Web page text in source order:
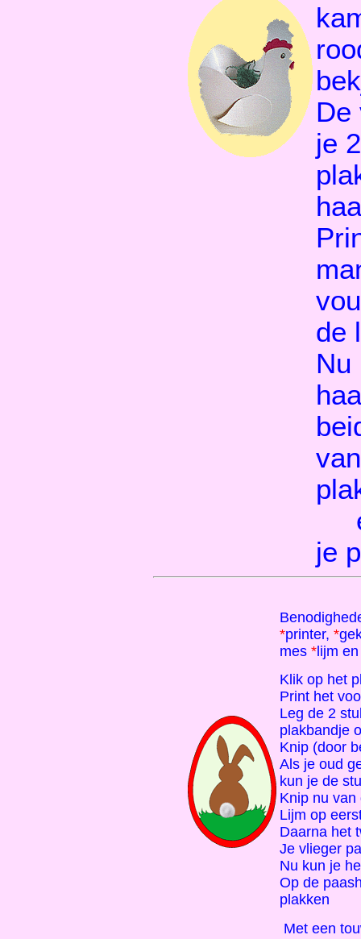
De
je
de
Nu
je
*printer, *
mes *lijm
Klik op het
Print het
Leg de 2
plakbandje
Knip (door
Als je oud
kun je de
Knip nu
Lijm op
Daarna het
Je vlieger
Nu kun je
Op de
plakken
Met een